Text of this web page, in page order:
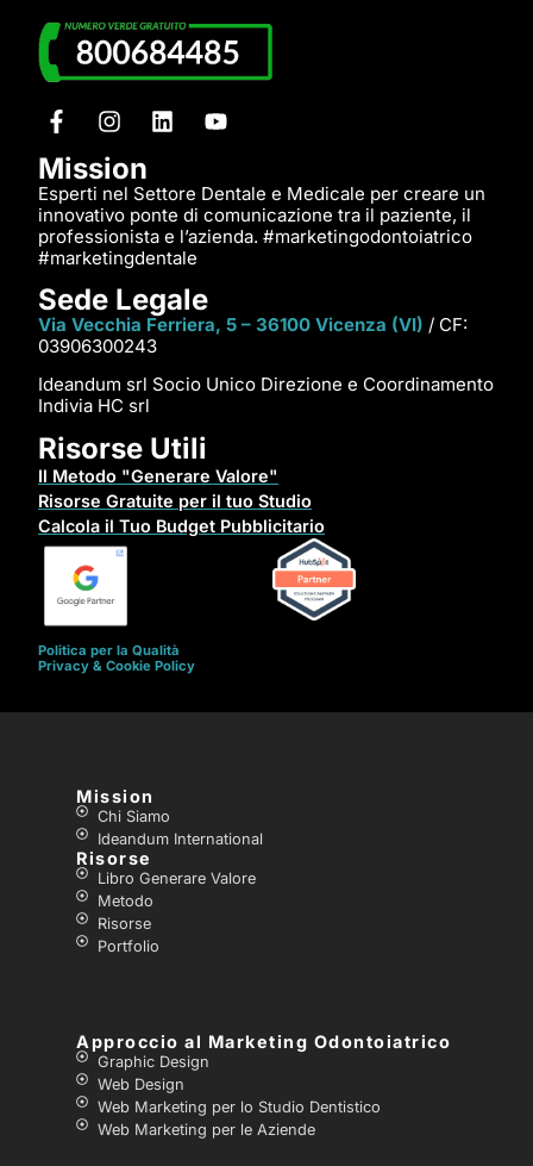
Mission
Esperti nel Settore Dentale e Medicale per creare un
innovativo ponte di comunicazione tra il paziente, il
professionista e l’azienda. #marketingodontoiatrico
#marketingdentale
Sede Legale
Via Vecchia Ferriera, 5 – 36100 Vicenza (VI) / CF:
03906300243
Ideandum srl Socio Unico Direzione e Coordinamento
Indivia HC srl
Risorse Utili
Il Metodo "Generare Valore"
Risorse Gratuite per il tuo Studio
Calcola il Tuo Budget Pubblicitario
Politica per la Qualità
Privacy & Cookie Policy
Mission
Chi Siamo
Ideandum International
Risorse
Libro Generare Valore
Metodo
Risorse
Portfolio
Approccio al Marketing Odontoiatrico
Graphic Design
Web Design
Web Marketing per lo Studio Dentistico
Web Marketing per le Aziende